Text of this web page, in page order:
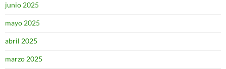
junio 2025
mayo 2025
abril 2025
marzo 2025